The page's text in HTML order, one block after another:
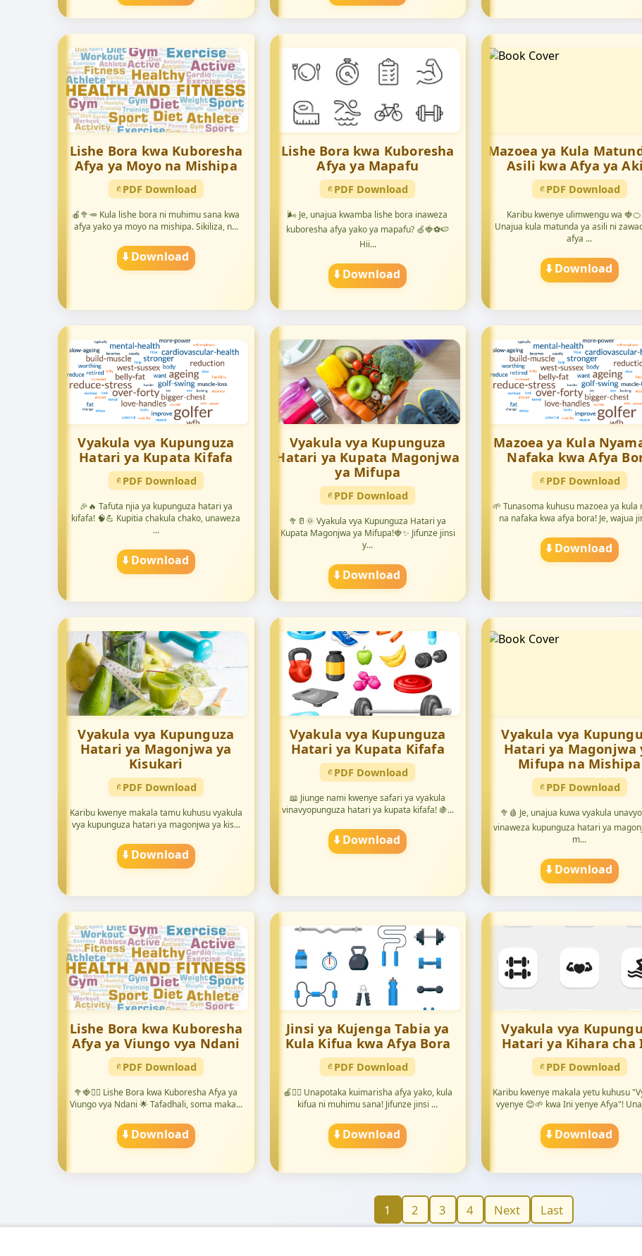
Lishe Bora kwa Kuboresha
Afya ya Moyo na Mishipa
PDF Download
🍎🥦🥕 Kula lishe bora ni muhimu sana kwa
afya yako ya moyo na mishipa. Sikiliza, n...
⬇️ Download
Lishe Bora kwa Kuboresha
Afya ya Mapafu
PDF Download
🌬️ Je, unajua kwamba lishe bora inaweza
kuboresha afya yako ya mapafu? 🍏🍓⚽️🍉
Hii...
⬇️ Download
Mazoea ya Kula
Asili kwa Afya ya
PDF Download
Karibu kwenye ulimwengu wa
Unajua kula matunda ya asili ni
afya ...
⬇️ Download
Vyakula vya Kupunguza
Hatari ya Kupata Kifafa
PDF Download
🎉🔥 Tafuta njia ya kupunguza hatari ya
kifafa! 🧠💪 Kupitia chakula chako, unaweza
...
⬇️ Download
Vyakula vya Kupunguza
Hatari ya Kupata Magonjwa
ya Mifupa
PDF Download
🥦🥛🌞 Vyakula vya Kupunguza Hatari ya
Kupata Magonjwa ya Mifupa!🍓✨ Jifunze jinsi
y...
⬇️ Download
Mazoea ya Kula
Nafaka kwa Afya
PDF Download
🌱 Tunasoma kuhusu mazoea ya kula
na nafaka kwa afya bora! Je, wajua
⬇️ Download
Vyakula vya Kupunguza
Hatari ya Magonjwa ya
Kisukari
PDF Download
Karibu kwenye makala tamu kuhusu vyakula
vya kupunguza hatari ya magonjwa ya kis...
⬇️ Download
Vyakula vya Kupunguza
Hatari ya Kupata Kifafa
PDF Download
📖 Jiunge nami kwenye safari ya vyakula
vinavyopunguza hatari ya kupata kifafa! 🍇...
⬇️ Download
Vyakula vya
Hatari ya Magonjwa
Mifupa na Mishipa
PDF Download
🥦🩸 Je, unajua kuwa vyakula
vinaweza kupunguza hatari ya
m...
⬇️ Download
Lishe Bora kwa Kuboresha
Afya ya Viungo vya Ndani
PDF Download
🥦🍓🏋️‍♀️ Lishe Bora kwa Kuboresha Afya ya
Viungo vya Ndani 🌟 Tafadhali, soma maka...
⬇️ Download
Jinsi ya Kujenga Tabia ya
Kula Kifua kwa Afya Bora
PDF Download
🍎🏋️‍♂️ Unapotaka kuimarisha afya yako, kula
kifua ni muhimu sana! Jifunze jinsi ...
⬇️ Download
Vyakula vya
Hatari ya Kihara cha
PDF Download
Karibu kwenye makala yetu kuhusu
vyenye 😊🌱 kwa Ini yenye Afya"!
⬇️ Download
1 2 3 4 Next Last